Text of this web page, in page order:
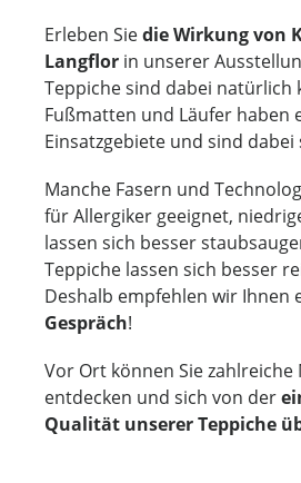
Erleben Siedie Wirkung von
Langflor in unserer
Teppiche sind dabei natürlich
Fußmatten und Läufer haben
Einsatzgebiete und sind
Manche Fasern und
für Allergiker geeignet,
lassen sich besser
Teppiche lassen sich besser
Deshalb empfehlen wir Ihnen
Gespräch!
Vor Ort können Sie zahlreiche
entdecken und sich von der
Qualität unserer Teppiche